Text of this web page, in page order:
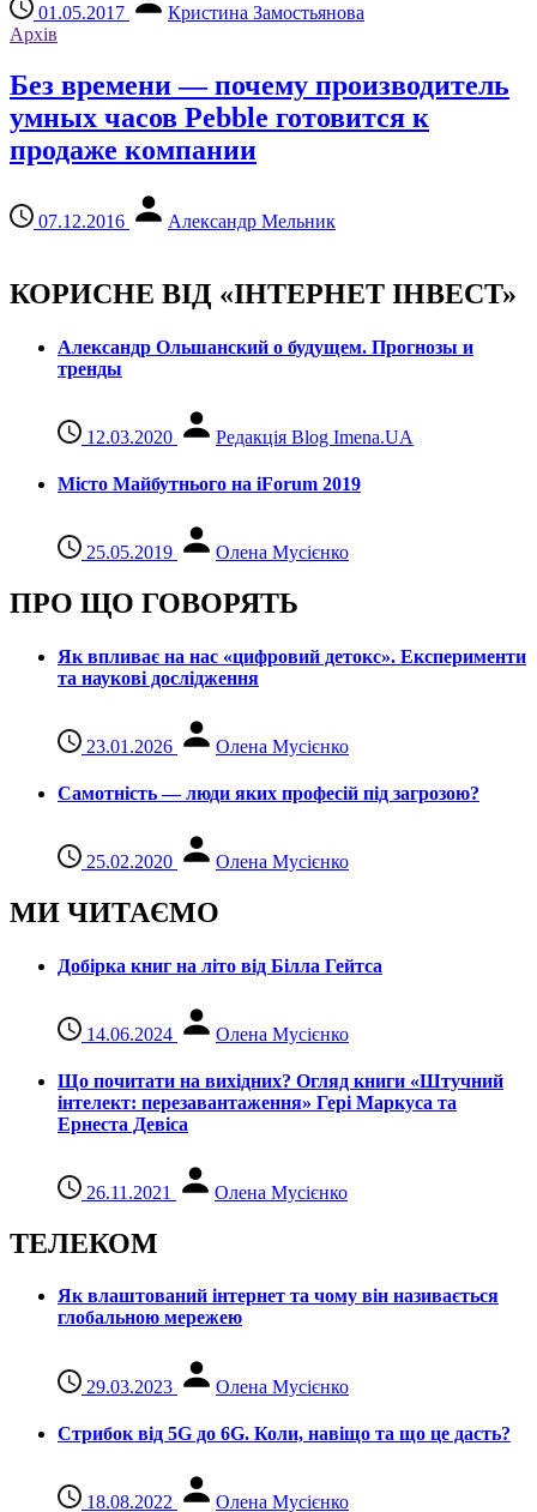
01.05.2017
Кристина Замостьянова
Архів
Без времени — почему производитель
умных часов Pebble готовится к
продаже компании
07.12.2016 Александр Мельник
КОРИСНЕ ВІД «ІНТЕРНЕТ ІНВЕСТ»
Александр Ольшанский о будущем. Прогнозы и
тренды
12.03.2020 Редакція Blog Imena.UA
Місто Майбутнього на iForum 2019
25.05.2019 Олена Мусієнко
ПРО ЩО ГОВОРЯТЬ
Як впливає на нас «цифровий детокс». Експерименти
та наукові дослідження
23.01.2026 Олена Мусієнко
Самотність — люди яких професій під загрозою?
25.02.2020 Олена Мусієнко
МИ ЧИТАЄМО
Добірка книг на літо від Білла Гейтса
14.06.2024 Олена Мусієнко
Що почитати на вихідних? Огляд книги «Штучний
інтелект: перезавантаження» Гері Маркуса та
Ернеста Девіса
26.11.2021 Олена Мусієнко
ТЕЛЕКОМ
Як влаштований інтернет та чому він називається
глобальною мережею
29.03.2023 Олена Мусієнко
Стрибок від 5G до 6G. Коли, навіщо та що це даcть?
18.08.2022 Олена Мусієнко